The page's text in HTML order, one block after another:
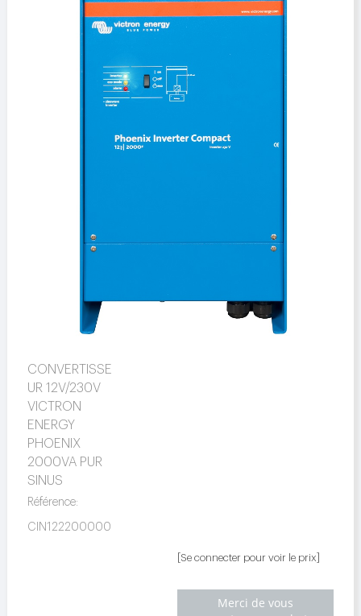
CONVERTISSE
UR 12V/230V
VICTRON
ENERGY
PHOENIX
2000VA PUR
SINUS
Référence:
CIN122200000
[Se connecter pour voir le prix]
Merci de vous